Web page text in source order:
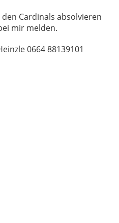
Cardinals absolvieren
mir melden.
0664 88139101